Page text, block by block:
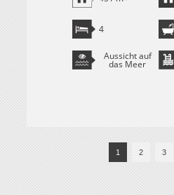
4
Aussicht auf
das Meer
1 2 3